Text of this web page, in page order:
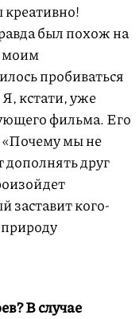
был похож на
моим
пробиваться
кстати, уже
фильма. Его
«Почему мы не
дополнять друг
заставит кого-
В случае